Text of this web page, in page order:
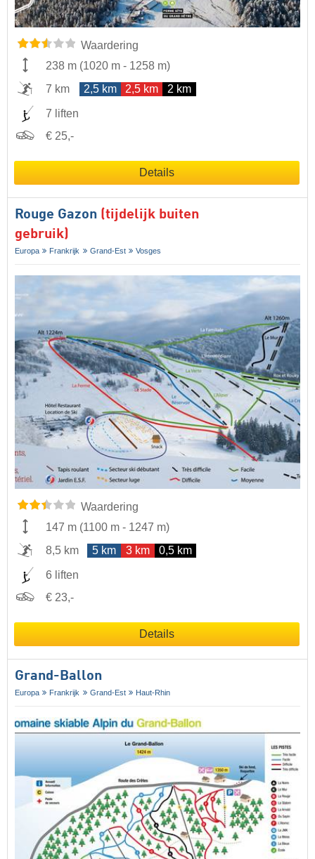
Waardering
238 m (1020 m - 1258 m)
7 km
2,5 km 2,5 km 2 km
7 liften
€ 25,-
Details
Rouge Gazon (tijdelijk buiten
gebruik)
Europa Frankrijk Grand-Est Vosges
Waardering
147 m (1100 m - 1247 m)
8,5 km
5 km 3 km 0,5 km
6 liften
€ 23,-
Details
Grand-Ballon
Europa Frankrijk Grand-Est Haut-Rhin